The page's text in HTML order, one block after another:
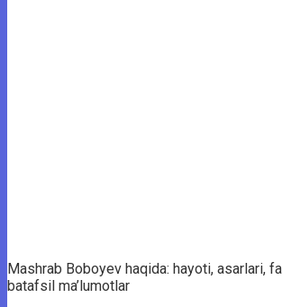
Mashrab Boboyev haqida: hayoti, asarlari,
batafsil ma’lumotlar